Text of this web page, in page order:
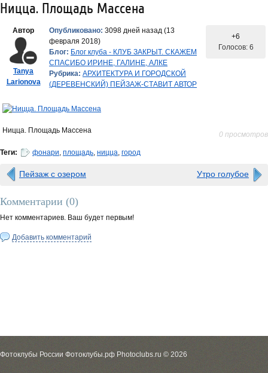
Ницца. Площадь Массена
Автор
Tanya
Larionova
Опубликовано: 3098 дней назад (13
февраля 2018)
Блог: Блог клуба - КЛУБ ЗАКРЫТ. СКАЖЕМ
СПАСИБО ИРИНЕ, ГАЛИНЕ, АЛКЕ
Рубрика: АРХИТЕКТУРА И ГОРОДСКОЙ
(ДЕРЕВЕНСКИЙ) ПЕЙЗАЖ-СТАВИТ АВТОР
+6
Голосов: 6
Ницца. Площадь Массена 0 просмотров
Теги: фонари, площадь, ницца, город
Пейзаж с озером Утро голубое
Комментарии (0)
Нет комментариев. Ваш будет первым!
Добавить комментарий
Фотоклубы России Фотоклубы.рф Photoclubs.ru © 2026